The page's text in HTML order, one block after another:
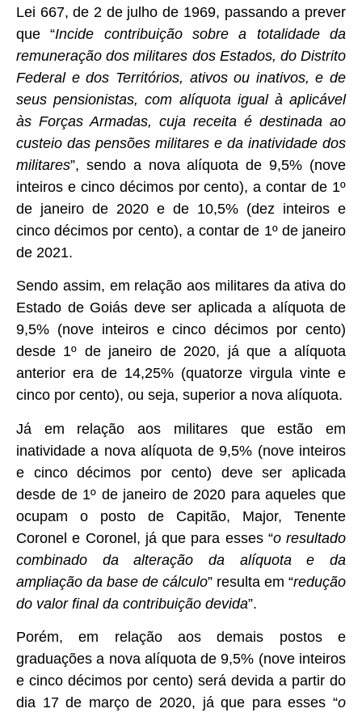
Lei 667, de 2 de julho de 1969, passando a prever
que “Incide contribuição sobre a totalidade da
remuneração dos militares dos Estados, do Distrito
Federal e dos Territórios, ativos ou inativos, e de
seus pensionistas, com alíquota igual à aplicável
às Forças Armadas, cuja receita é destinada ao
custeio das pensões militares e da inatividade dos
militares”, sendo a nova alíquota de 9,5% (nove
inteiros e cinco décimos por cento), a contar de 1º
de janeiro de 2020 e de 10,5% (dez inteiros e
cinco décimos por cento), a contar de 1º de janeiro
de 2021.
Sendo assim, em relação aos militares da ativa do
Estado de Goiás deve ser aplicada a alíquota de
9,5% (nove inteiros e cinco décimos por cento)
desde 1º de janeiro de 2020, já que a alíquota
anterior era de 14,25% (quatorze virgula vinte e
cinco por cento), ou seja, superior a nova alíquota.
Já em relação aos militares que estão em
inatividade a nova alíquota de 9,5% (nove inteiros
e cinco décimos por cento) deve ser aplicada
desde de 1º de janeiro de 2020 para aqueles que
ocupam o posto de Capitão, Major, Tenente
Coronel e Coronel, já que para esses “o resultado
combinado da alteração da alíquota e da
ampliação da base de cálculo” resulta em “redução
do valor final da contribuição devida”.
Porém, em relação aos demais postos e
graduações a nova alíquota de 9,5% (nove inteiros
e cinco décimos por cento) será devida a partir do
dia 17 de março de 2020, já que para esses “o